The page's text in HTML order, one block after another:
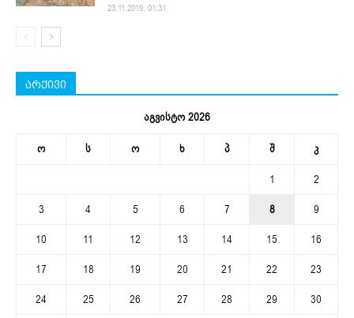
23.11.2019. 01:31
არქივი
აგვისტო 2026
ო ს ო ხ პ შ კ
1
2
3
4 5 6 7 8
9
10
11 12 13 14 15
16
17
18 19 20 21 22
23
24
25 26 27 28 29
30